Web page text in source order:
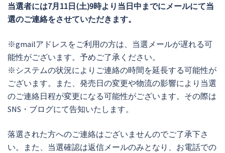
当選者には7月11日(土)9時より当日中までにメールにて当
選のご連絡をさせていただきます。
※gmailアドレスをご利用の方は、当選メールが遅れる可
能性がございます。予めご了承ください。
※システムの状況によりご連絡の時間を延長する可能性が
ございます。また、発売日の変更や物流の影響により当選
のご連絡日程が変更になる可能性がございます。その際は
SNS・ブログにて告知いたします。
落選された方へのご連絡はございませんのでご了承下さ
い。また、当選確認は返信メールのみとなり、お電話での